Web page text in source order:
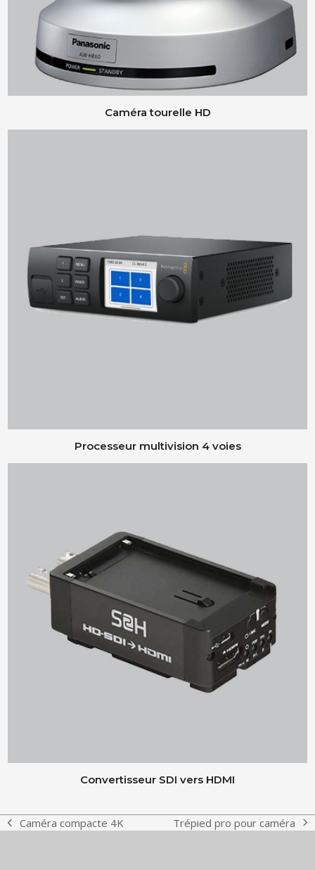
Caméra tourelle HD
Processeur multivision 4 voies
Convertisseur SDI vers HDMI
previous
Caméra compacte 4K
next
Trépied pro pour caméra